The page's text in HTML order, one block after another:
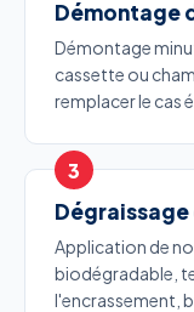
Démontage
Démontage
cassette ou
remplacer le cas
Application de
biodégradable,
l'encrassement,